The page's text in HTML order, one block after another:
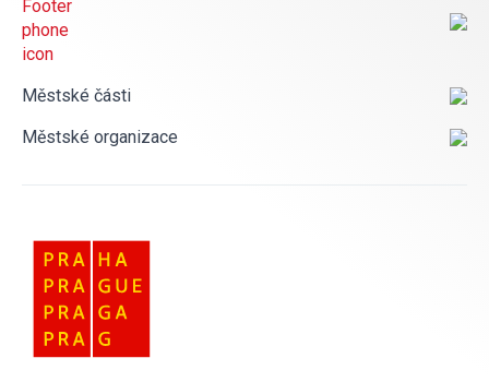
Městské části
Městské organizace